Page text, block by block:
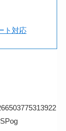
ト対応